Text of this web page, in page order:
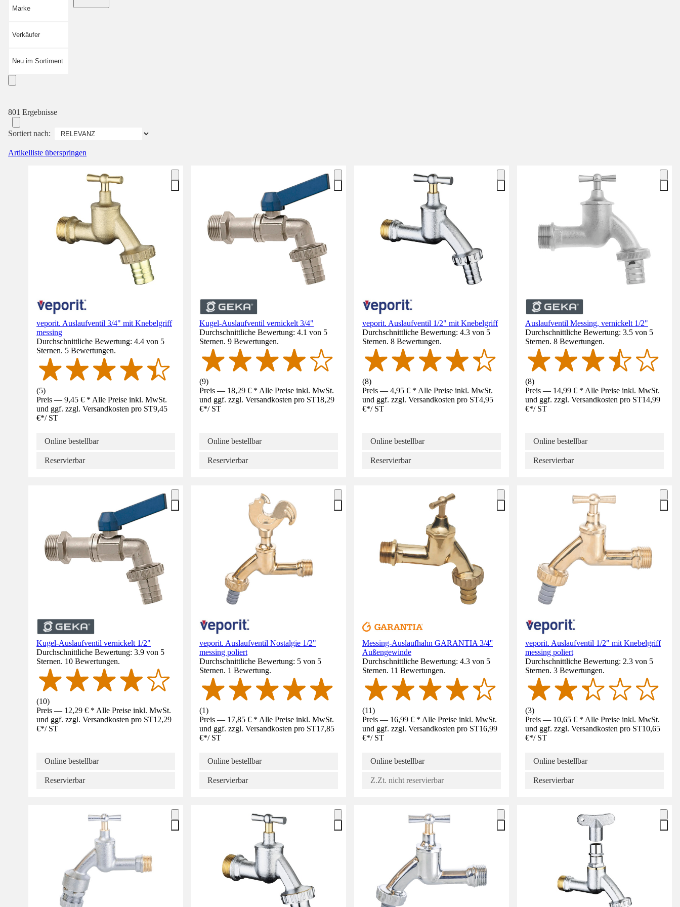
Marke
Verkäufer
Neu im Sortiment
801 Ergebnisse
Sortiert nach:
Artikelliste überspringen
veporit. Auslaufventil 3/4" mit Knebelgriff
messing
Durchschnittliche Bewertung: 4.4 von 5
Sternen. 5 Bewertungen.
(5)
Preis — 9,45 € * Alle Preise inkl. MwSt.
und ggf. zzgl. Versandkosten pro ST9,45
€*/ ST
Online bestellbar
Reservierbar
Kugel-Auslaufventil vernickelt 3/4"
Durchschnittliche Bewertung: 4.1 von 5
Sternen. 9 Bewertungen.
(9)
Preis — 18,29 € * Alle Preise inkl. MwSt.
und ggf. zzgl. Versandkosten pro ST18,29
€*/ ST
Online bestellbar
Reservierbar
veporit. Auslaufventil 1/2" mit Knebelgriff
Durchschnittliche Bewertung: 4.3 von 5
Sternen. 8 Bewertungen.
(8)
Preis — 4,95 € * Alle Preise inkl. MwSt.
und ggf. zzgl. Versandkosten pro ST4,95
€*/ ST
Online bestellbar
Reservierbar
Auslaufventil Messing, vernickelt 1/2"
Durchschnittliche Bewertung: 3.5 von 5
Sternen. 8 Bewertungen.
(8)
Preis — 14,99 € * Alle Preise inkl. MwSt.
und ggf. zzgl. Versandkosten pro ST14,99
€*/ ST
Online bestellbar
Reservierbar
Kugel-Auslaufventil vernickelt 1/2"
Durchschnittliche Bewertung: 3.9 von 5
Sternen. 10 Bewertungen.
(10)
Preis — 12,29 € * Alle Preise inkl. MwSt.
und ggf. zzgl. Versandkosten pro ST12,29
€*/ ST
Online bestellbar
Reservierbar
veporit. Auslaufventil Nostalgie 1/2"
messing poliert
Durchschnittliche Bewertung: 5 von 5
Sternen. 1 Bewertung.
(1)
Preis — 17,85 € * Alle Preise inkl. MwSt.
und ggf. zzgl. Versandkosten pro ST17,85
€*/ ST
Online bestellbar
Reservierbar
Messing-Auslaufhahn GARANTIA 3/4''
Außengewinde
Durchschnittliche Bewertung: 4.3 von 5
Sternen. 11 Bewertungen.
(11)
Preis — 16,99 € * Alle Preise inkl. MwSt.
und ggf. zzgl. Versandkosten pro ST16,99
€*/ ST
Online bestellbar
Z.Zt. nicht reservierbar
veporit. Auslaufventil 1/2" mit Knebelgriff
messing poliert
Durchschnittliche Bewertung: 2.3 von 5
Sternen. 3 Bewertungen.
(3)
Preis — 10,65 € * Alle Preise inkl. MwSt.
und ggf. zzgl. Versandkosten pro ST10,65
€*/ ST
Online bestellbar
Reservierbar